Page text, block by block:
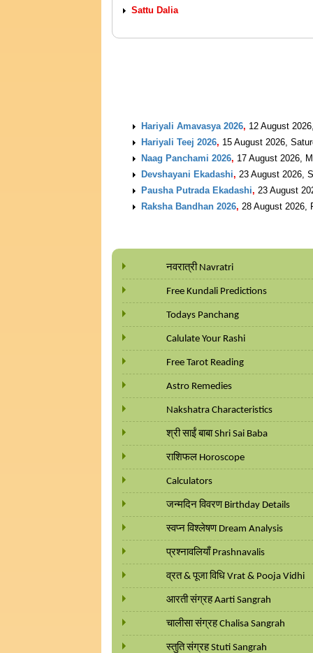
Sattu Dalia
Hariyali Amavasya 2026, 12 August
Hariyali Teej 2026, 15 August 2026,
Naag Panchami 2026, 17 August 2026,
Devshayani Ekadashi, 23 August 2026,
Pausha Putrada Ekadashi, 23 August
Raksha Bandhan 2026, 28 August 2026,
नवरात्री Navratri
Free Kundali Predictions
Todays Panchang
Calulate Your Rashi
Free Tarot Reading
Astro Remedies
Nakshatra Characteristics
श्री साईं बाबा Shri Sai Baba
राशिफल Horoscope
Calculators
जन्मदिन विवरण Birthday Details
स्वप्न विश्लेषण Dream Analysis
प्रश्नावलियाँ Prashnavalis
व्रत & पूजा विधि Vrat & Pooja Vidhi
आरती संग्रह Aarti Sangrah
चालीसा संग्रह Chalisa Sangrah
स्तुति संग्रह Stuti Sangrah